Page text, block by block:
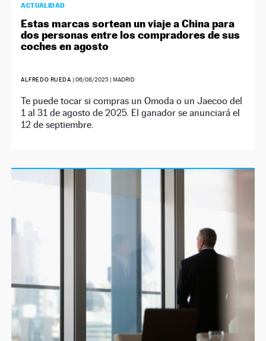
ACTUALIDAD
Estas marcas sortean un viaje a China para
dos personas entre los compradores de sus
coches en agosto
ALFREDO RUEDA |06/08/2025 | MADRID
Te puede tocar si compras un Omoda o un Jaecoo del
1 al 31 de agosto de 2025. El ganador se anunciará el
12 de septiembre.